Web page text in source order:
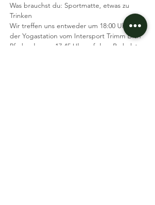
Was brauchst du: Sportmatte, etwas zu
Trinken
Wir treffen uns entweder um 18:00 Uhr an
der Yogastation vom Intersport Trimm Dich
Pfad, oder um 17:45 Uhr auf dem Parkplatz